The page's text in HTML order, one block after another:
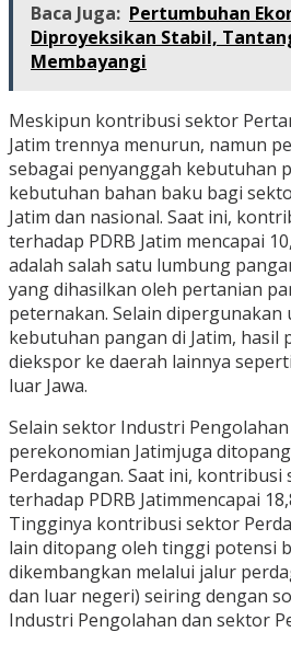
Baca Juga: Pertumbuhan
Diproyeksikan Stabil,
Membayangi
Meskipun kontribusi sektor
Jatim trennya menurun, namun
sebagai penyanggah kebutuhan
kebutuhan bahan baku bagi
Jatim dan nasional. Saat ini,
terhadap PDRB Jatim mencapai
adalah salah satu lumbung
yang dihasilkan oleh pertanian
peternakan. Selain dipergunakan
kebutuhan pangan di Jatim, hasil
diekspor ke daerah lainnya
luar Jawa.
Selain sektor Industri
perekonomian Jatimjuga
Perdagangan. Saat ini, kontribusi
terhadap PDRB Jatimmencapai
Tingginya kontribusi sektor
lain ditopang oleh tinggi potensi
dikembangkan melalui jalur
dan luar negeri) seiring dengan
Industri Pengolahan dan sektor